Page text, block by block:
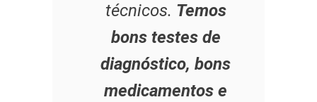
técnicos. Temos
bons testes de
diagnóstico, bons
medicamentos e